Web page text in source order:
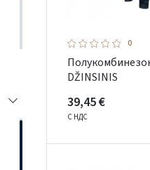
0
DŽINSINIS
39,45 €
С НДС